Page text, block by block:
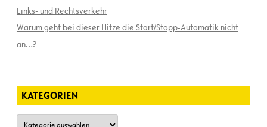
Links- und Rechtsverkehr
Warum geht bei dieser Hitze die Start/Stopp-Automatik nicht
an…?
KATEGORIEN
Kategorien